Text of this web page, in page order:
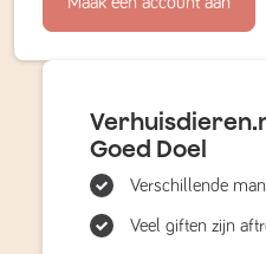
Goed Doel
Verschillende
Veel giften zijn